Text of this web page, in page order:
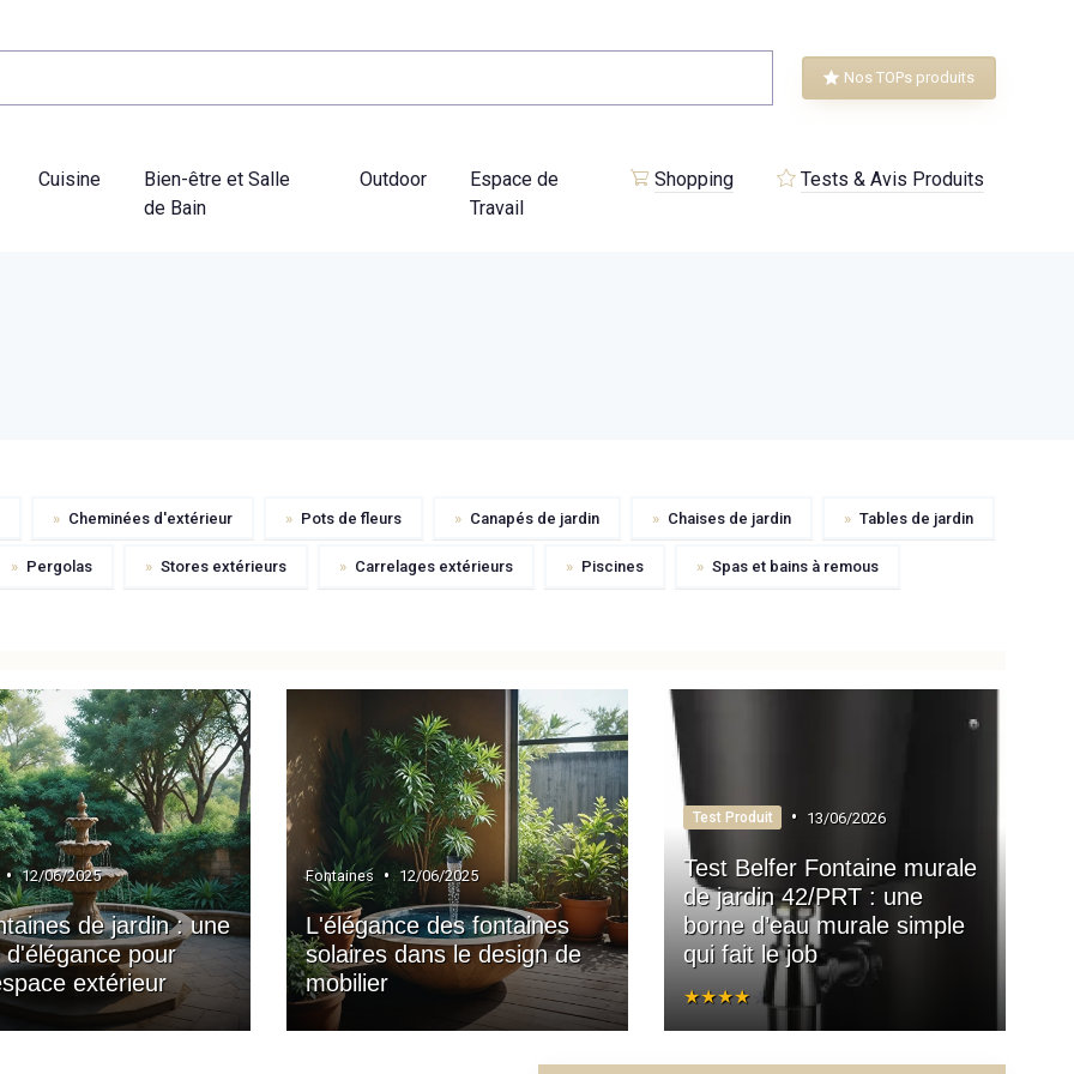
Nos TOPs produits
Cuisine
Bien-être et Salle
de Bain
Outdoor
Espace de
Travail
Shopping Tests & Avis Produits
» Cheminées d'extérieur » Pots de fleurs » Canapés de jardin » Chaises de jardin » Tables de jardin
» Pergolas » Stores extérieurs » Carrelages extérieurs » Piscines » Spas et bains à remous
• 12/06/2025
de jardin : une
d'élégance pour
extérieur
Fontaines • 12/06/2025
L'élégance des fontaines
solaires dans le design de
mobilier
Test Produit • 13/06/2026
Test Belfer Fontaine murale
de jardin 42/PRT : une
borne d’eau murale simple
qui fait le job
★★★★★
★★★★★